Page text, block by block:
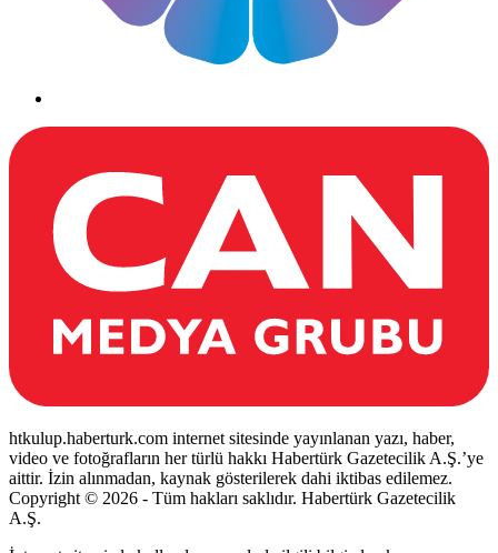
htkulup.haberturk.com internet sitesinde yayınlanan yazı, haber,
video ve fotoğrafların her türlü hakkı Habertürk Gazetecilik A.Ş.’ye
aittir. İzin alınmadan, kaynak gösterilerek dahi iktibas edilemez.
Copyright © 2026 - Tüm hakları saklıdır. Habertürk Gazetecilik
A.Ş.